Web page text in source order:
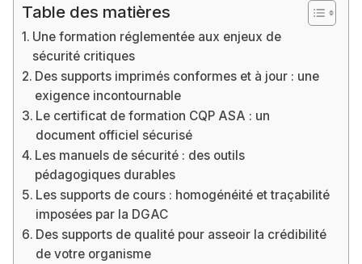
Table des matières
Une formation réglementée aux enjeux de
sécurité critiques
Des supports imprimés conformes et à jour : une
exigence incontournable
Le certificat de formation CQP ASA : un
document officiel sécurisé
Les manuels de sécurité : des outils
pédagogiques durables
Les supports de cours : homogénéité et traçabilité
imposées par la DGAC
Des supports de qualité pour asseoir la crédibilité
de votre organisme